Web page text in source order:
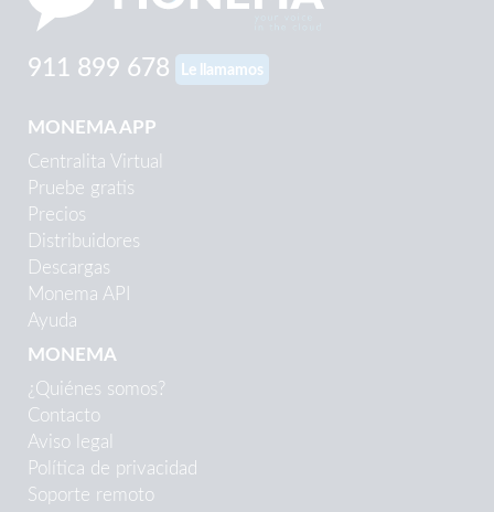
911 899 678 Le llamamos
MONEMA APP
Centralita Virtual
Pruebe gratis
Precios
Distribuidores
Descargas
Monema API
Ayuda
MONEMA
¿Quiénes somos?
Contacto
Aviso legal
Política de privacidad
Soporte remoto